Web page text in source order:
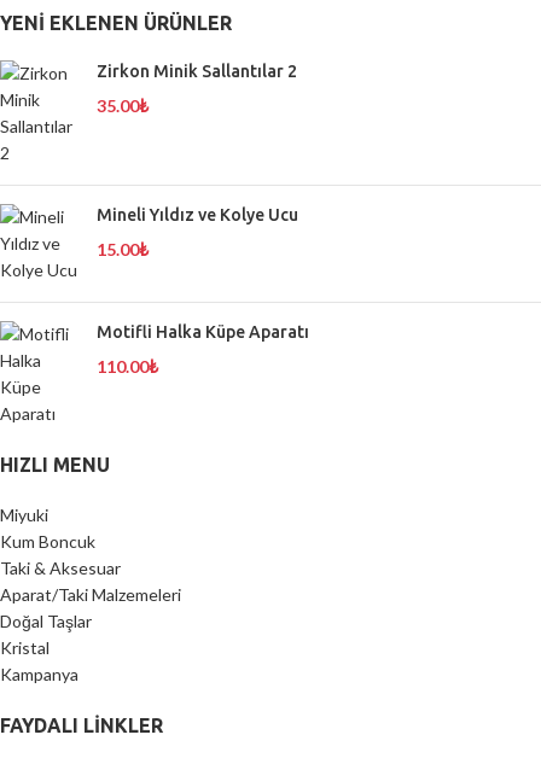
YENI EKLENEN ÜRÜNLER
Zirkon Minik Sallantılar 2
35.00₺
Mineli Yıldız ve Kolye Ucu
15.00₺
Motifli Halka Küpe Aparatı
110.00₺
HIZLI MENU
Miyuki
Kum Boncuk
Taki & Aksesuar
Aparat/Taki Malzemeleri
Doğal Taşlar
Kristal
Kampanya
FAYDALI LİNKLER